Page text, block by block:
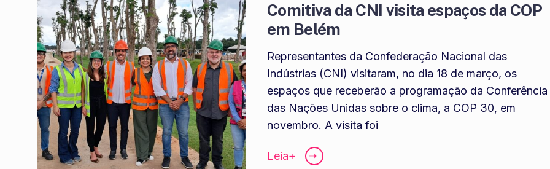
Comitiva da CNI visita espaços da COP
em Belém
Representantes da Confederação Nacional das
Indústrias (CNI) visitaram, no dia 18 de março, os
espaços que receberão a programação da Conferência
das Nações Unidas sobre o clima, a COP 30, em
novembro. A visita foi
Leia+ ➝